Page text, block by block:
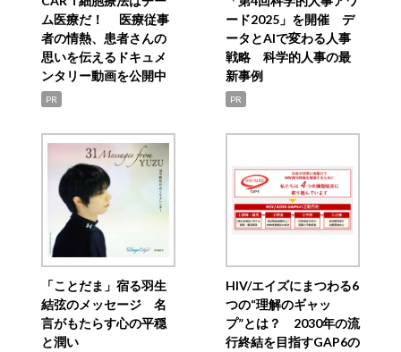
ム医療だ！ 医療従事
者の情熱、患者さんの
思いを伝えるドキュメ
ンタリー動画を公開中
PR
ード2025」を開催 デ
ータとAIで変わる人事
戦略 科学的人事の最
新事例
PR
「ことだま」宿る羽生
結弦のメッセージ 名
言がもたらす心の平穏
と潤い
HIV/エイズにまつわる6
つの“理解のギャッ
プ”とは？ 2030年の流
行終結を目指すGAP6の